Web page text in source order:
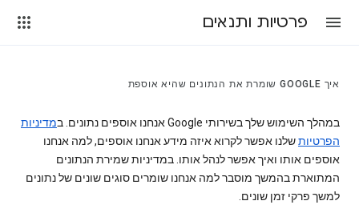
פרטיות ותנאים
איך GOOGLE שומרת את הנתונים שהיא אוספת
במהלך השימוש שלך בשירותי Google אנחנו אוספים נתונים. ב
מדיניות
הפרטיותשלנו אפשר לקרוא איזה מידע אנחנו אוספים, למה אנחנו
אוספים אותו ואיך אפשר לנהל אותו. במדיניות שמירת הנתונים
המתוארת בהמשך מוסבר למה אנחנו שומרים סוגים שונים של נתונים
למשך פרקי זמן שונים.